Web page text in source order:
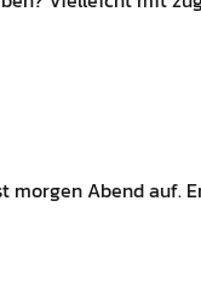
morgen Abend auf.